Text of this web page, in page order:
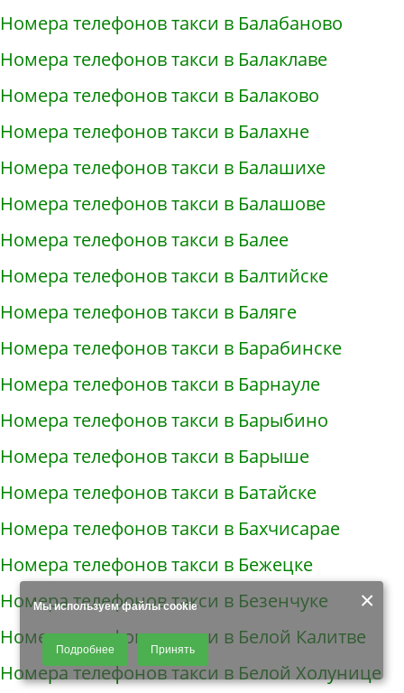
×
Мы используем файлы cookie
Продолжая использовать наш сайт, Вы даете согласие на обработку
файлов - COOKIES, пользовательских данных (файлы-cookies, IP-адрес,
данные об идентификаторе браузера, дата и время осуществления
доступа к сайту, история поисковых запросов) для сбора аналитической и
Подробнее Принять
Номера телефонов такси в Балабаново
Номера телефонов такси в Балаклаве
Номера телефонов такси в Балаково
Номера телефонов такси в Балахне
Номера телефонов такси в Балашихе
Номера телефонов такси в Балашове
Номера телефонов такси в Балее
Номера телефонов такси в Балтийске
Номера телефонов такси в Баляге
Номера телефонов такси в Барабинске
Номера телефонов такси в Барнауле
Номера телефонов такси в Барыбино
Номера телефонов такси в Барыше
Номера телефонов такси в Батайске
Номера телефонов такси в Бахчисарае
Номера телефонов такси в Бежецке
Номера телефонов такси в Безенчуке
Номера телефонов такси в Белой Калитве
Номера телефонов такси в Белой Холунице